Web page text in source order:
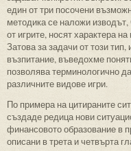
един от три посочени
методика се наложи
от игрите, носят характера
Затова за задачи от този
възпитание, въведохме
позволява терминологично
различните видове игри.
По примера на цитираните
създаде редица нови
финансовото образование в
описани в трета и четвърта